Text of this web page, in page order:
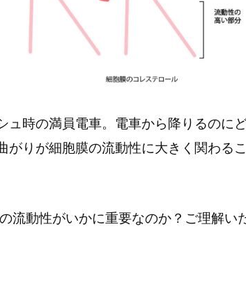
ュ時の満員電車。電車から降りるのに
がりが細胞膜の流動性に大きく関わる
流動性がいかに重要なのか？ご理解い